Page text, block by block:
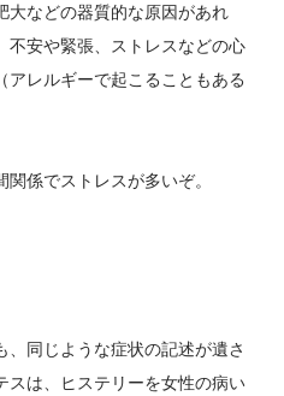
大などの器質的な原因があれ
不安や緊張、ストレスなどの心
アレルギーで起こることもある
係でストレスが多いぞ。
同じような症状の記述が遺さ
スは、ヒステリーを女性の病い